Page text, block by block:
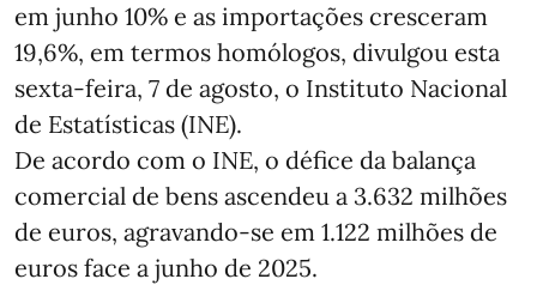
em junho 10% e as importações cresceram
19,6%, em termos homólogos, divulgou esta
sexta-feira, 7 de agosto, o Instituto Nacional
de Estatísticas (INE).
De acordo com o INE, o défice da balança
comercial de bens ascendeu a 3.632 milhões
de euros, agravando-se em 1.122 milhões de
euros face a junho de 2025.